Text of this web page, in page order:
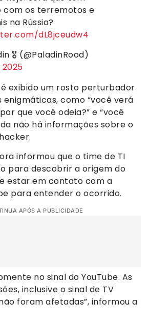
com os terremotos e
na Rússia?
dL8jceudw4
🎖 (@PaladinRood)
2025
exibido um rosto perturbador
enigmáticas, como “você verá
que você odeia?” e “você
não há informações sobre o
informou que o time de TI
para descobrir a origem do
estar em contato com a
para entender o ocorrido.
APÓS A PUBLICIDADE
no sinal do YouTube. As
inclusive o sinal de TV
foram afetadas”, informou a